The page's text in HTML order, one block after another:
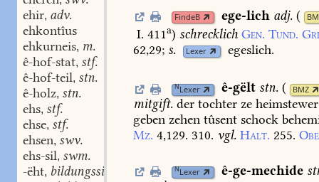
ehir, adv.
ehkontîus
ehkurneis, m.
ê-hof-stat, stf.
ê-hof-teil, stn.
ê-holz, stn.
ehs, stf.
ehse, stf.
ehsen, swv.
ehs-sil, swm.
-ëht, bildungssilbe.
FindeB ege-lich adj. (
I. 411a) schrecklich Gen. Tund.
62,29; s. Lexer egeslich.
NLexer ê-gëlt stn. ( BMZ
mitgift. der tochter ze heimstewer
geben zehen tûsent schock
Mz. 4,129. 310. vgl. Halt. 255.
NLexer ê-ge-mechide